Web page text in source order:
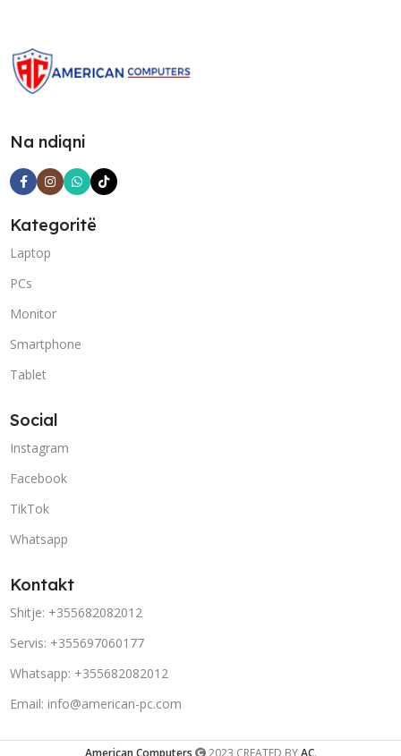
Na ndiqni
Kategoritë
Laptop
PCs
Monitor
Smartphone
Tablet
Social
Instagram
Facebook
TikTok
Whatsapp
Kontakt
Shitje: +355682082012
Servis: +355697060177
Whatsapp: +355682082012
Email: info@american-pc.com